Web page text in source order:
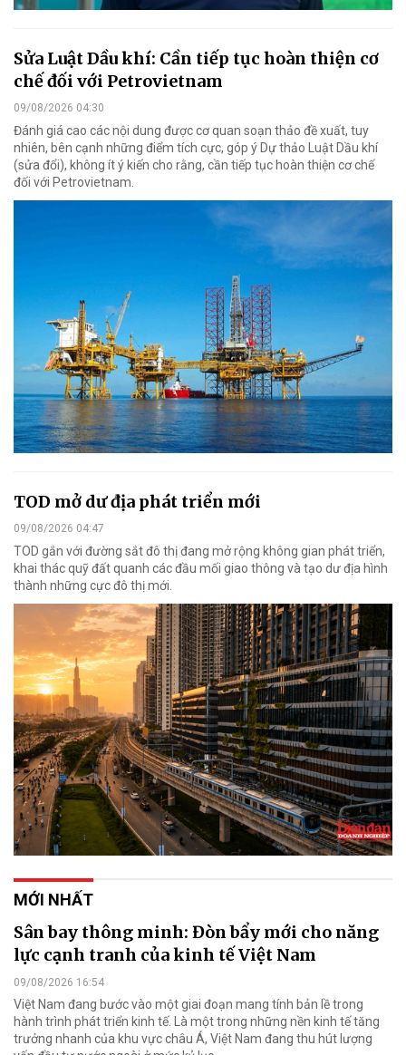
Sửa Luật Dầu khí: Cần tiếp tục hoàn thiện cơ
chế đối với Petrovietnam
09/08/2026 04:30
Đánh giá cao các nội dung được cơ quan soạn thảo đề xuất, tuy
nhiên, bên cạnh những điểm tích cực, góp ý Dự thảo Luật Dầu khí
(sửa đổi), không ít ý kiến cho rằng, cần tiếp tục hoàn thiện cơ chế
đối với Petrovietnam.
TOD mở dư địa phát triển mới
09/08/2026 04:47
TOD gắn với đường sắt đô thị đang mở rộng không gian phát triển,
khai thác quỹ đất quanh các đầu mối giao thông và tạo dư địa hình
thành những cực đô thị mới.
MỚI NHẤT
Sân bay thông minh: Đòn bẩy mới cho năng
lực cạnh tranh của kinh tế Việt Nam
09/08/2026 16:54
Việt Nam đang bước vào một giai đoạn mang tính bản lề trong
hành trình phát triển kinh tế. Là một trong những nền kinh tế tăng
trưởng nhanh của khu vực châu Á, Việt Nam đang thu hút lượng